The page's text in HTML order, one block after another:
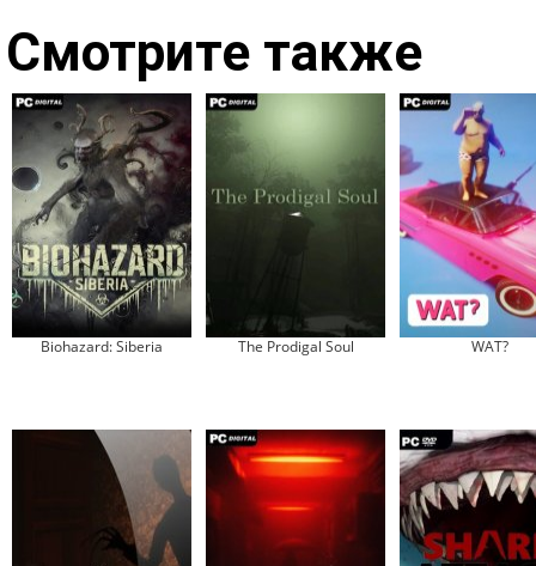
Смотрите также
Biohazard: Siberia The Prodigal Soul WAT?